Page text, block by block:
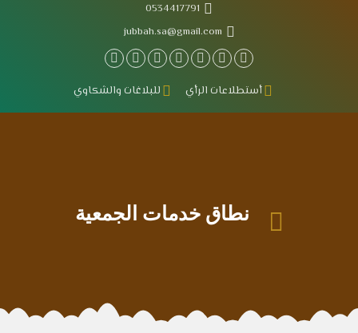
0534417791
jubbah.sa@gmail.com
أستطلاعات الرأي للبلاغات والشكاوي
 نطاق خدمات الجمعية